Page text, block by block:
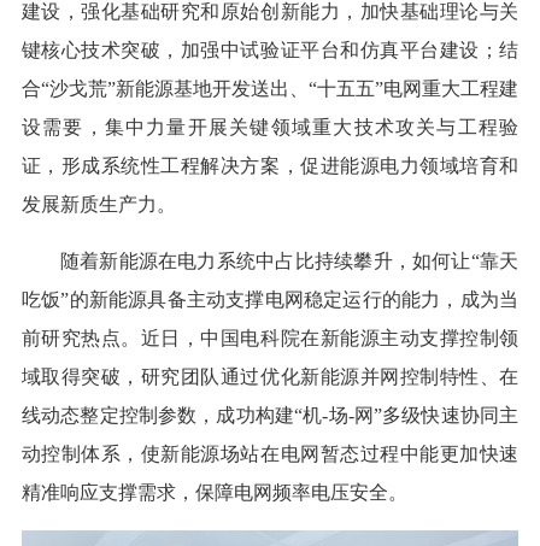
建设，强化基础研究和原始创新能力，加快基础理论与关
键核心技术突破，加强中试验证平台和仿真平台建设；结
合“沙戈荒”新能源基地开发送出、“十五五”电网重大工程建
设需要，集中力量开展关键领域重大技术攻关与工程验
证，形成系统性工程解决方案，促进能源电力领域培育和
发展新质生产力。
随着新能源在电力系统中占比持续攀升，如何让“靠天
吃饭”的新能源具备主动支撑电网稳定运行的能力，成为当
前研究热点。近日，中国电科院在新能源主动支撑控制领
域取得突破，研究团队通过优化新能源并网控制特性、在
线动态整定控制参数，成功构建“机-场-网”多级快速协同主
动控制体系，使新能源场站在电网暂态过程中能更加快速
精准响应支撑需求，保障电网频率电压安全。